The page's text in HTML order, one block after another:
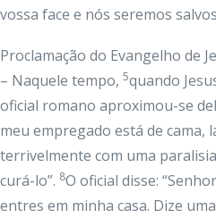
vossa face e nós seremos
Proclamação do Evangelho de
– Naquele tempo, 5quando
oficial romano aproximou-se
meu empregado está de cama,
terrivelmente com uma
curá-lo”. 8O oficial disse:
entres em minha casa. Dize